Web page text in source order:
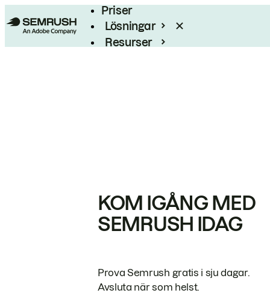
Priser
Lösningar
Resurser
KOM IGÅNG MED
SEMRUSH IDAG
Prova Semrush gratis i sju dagar.
Avsluta när som helst.